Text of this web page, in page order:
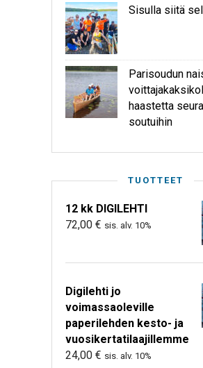
Sisulla siitä
Parisoudun
haastetta
soutuihin
TUOTTEET
12 kk DIGILEHTI
72,00 € sis. alv. 10%
Digilehti jo
voimassaoleville
paperilehden kesto- ja
vuosikertatilaajillemme
24,00 € sis. alv. 10%